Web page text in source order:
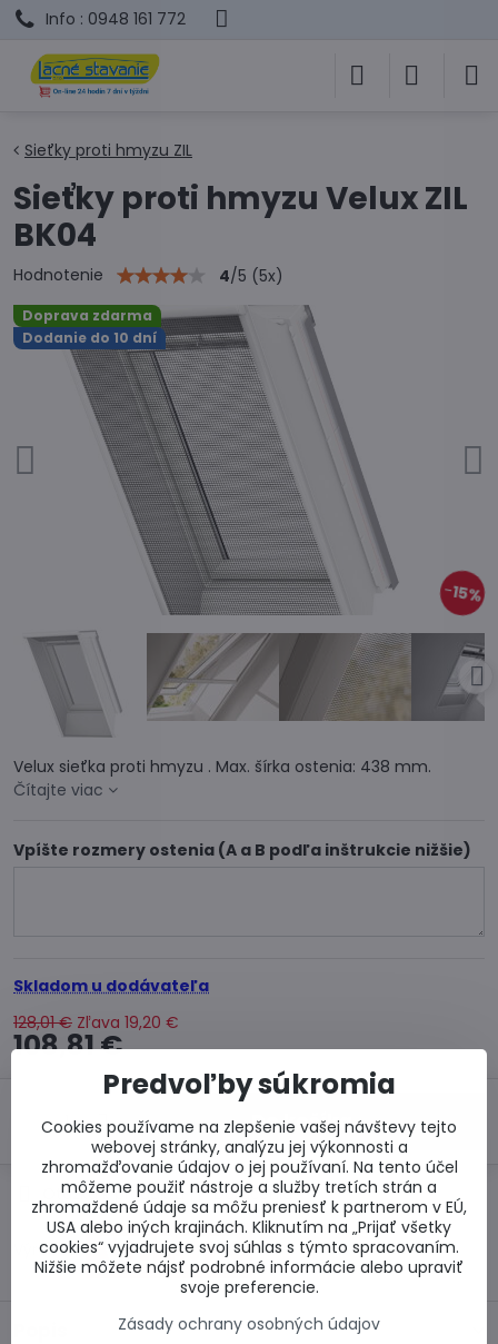
Info : 0948 161 772
Doprava zdarma
Dodanie do 10 dní
15%
Sieťky proti hmyzu ZIL
Sieťky proti hmyzu Velux ZIL
BK04
Hodnotenie 4/5 (5x)
Velux sieťka proti hmyzu . Max. šírka ostenia: 438 mm.
Čítajte viac
Vpíšte rozmery ostenia (A a B podľa inštrukcie nižšie)
Skladom u dodávateľa
128,01 € Zľava 19,20 €
108,81 €
Do košíka
Otázka k produktu Doručenia
Výrobca:
Predvoľby súkromia
Cookies používame na zlepšenie vašej návštevy tejto
webovej stránky, analýzu jej výkonnosti a
zhromažďovanie údajov o jej používaní. Na tento účel
môžeme použiť nástroje a služby tretích strán a
zhromaždené údaje sa môžu preniesť k partnerom v EÚ,
USA alebo iných krajinách. Kliknutím na „Prijať všetky
cookies“ vyjadrujete svoj súhlas s týmto spracovaním.
Nižšie môžete nájsť podrobné informácie alebo upraviť
svoje preferencie.
Zásady ochrany osobných údajov